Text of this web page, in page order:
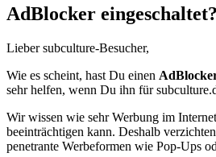
AdBlocker eingeschaltet?
Lieber subculture-Besucher,
Wie es scheint, hast Du einen
sehr helfen, wenn Du ihn für
Wir wissen wie sehr Werbung im
beeinträchtigen kann. Deshalb
penetrante Werbeformen wie Pop-Ups